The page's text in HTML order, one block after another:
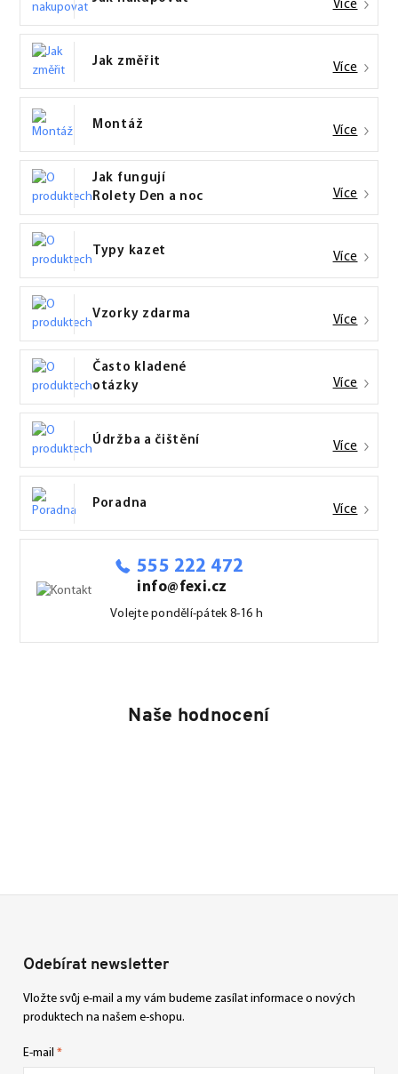
Více
Jak změřit Více
Montáž Více
Jak fungují
Rolety Den a noc
Více
Typy kazet Více
Vzorky zdarma Více
Často kladené
otázky
Více
Údržba a čištění Více
Poradna Více
555 222 472
info@fexi.cz
Volejte pondělí-pátek 8-16 h
Naše hodnocení
Odebírat newsletter
Vložte svůj e-mail a my vám budeme zasílat informace o nových
produktech na našem e-shopu.
E-mail